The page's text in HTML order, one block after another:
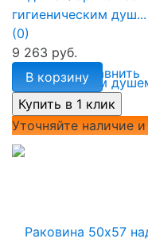
избранное сравнить
гигиеническим душ...
(0)
9 263 руб.
В корзину
Уточняйте наличие